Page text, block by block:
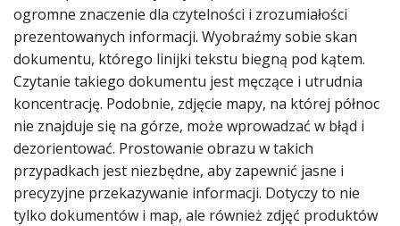
ogromne znaczenie dla czytelności i zrozumiałości
prezentowanych informacji. Wyobraźmy sobie skan
dokumentu, którego linijki tekstu biegną pod kątem.
Czytanie takiego dokumentu jest męczące i utrudnia
koncentrację. Podobnie, zdjęcie mapy, na której północ
nie znajduje się na górze, może wprowadzać w błąd i
dezorientować. Prostowanie obrazu w takich
przypadkach jest niezbędne, aby zapewnić jasne i
precyzyjne przekazywanie informacji. Dotyczy to nie
tylko dokumentów i map, ale również zdjęć produktów